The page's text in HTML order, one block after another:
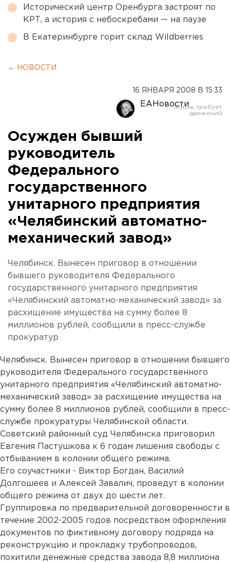
Исторический центр Оренбурга застроят по
КРТ, а история с небоскребами — на паузе
В Екатеринбурге горит склад Wildberries
← НОВОСТИ
16 ЯНВАРЯ 2008 В 15:33
ЕАНовости
Осужден бывший
руководитель
Федерального
государственного
унитарного предприятия
«Челябинский автоматно-
механический завод»
Челябинск. Вынесен приговор в отношении
бывшего руководителя Федерального
государственного унитарного предприятия
«Челябинский автоматно-механический завод» за
расхищение имущества на сумму более 8
миллионов рублей, сообщили в пресс-службе
прокуратур
Челябинск. Вынесен приговор в отношении бывшего
руководителя Федерального государственного
унитарного предприятия «Челябинский автоматно-
механический завод» за расхищение имущества на
сумму более 8 миллионов рублей, сообщили в пресс-
службе прокуратуры Челябинской области.
Советский районный суд Челябинска приговорил
Евгения Пастушкова к 6 годам лишения свободы с
отбыванием в колонии общего режима.
Его соучастники - Виктор Богдан, Василий
Долгошеев и Алексей Завалич, проведут в колонии
общего режима от двух до шести лет.
Группировка по предварительной договоренности в
течение 2002-2005 годов посредством оформления
документов по фиктивному договору подряда на
реконструкцию и прокладку трубопроводов,
похитили денежные средства завода 8,8 миллиона